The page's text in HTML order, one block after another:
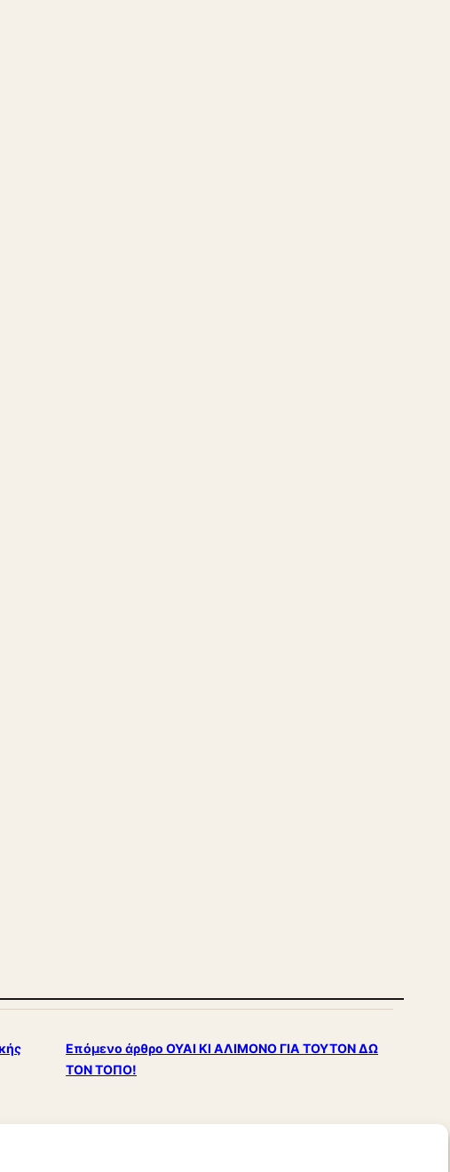
Επόμενο άρθρο ΟΥΑΙ ΚΙ ΑΛΙΜΟΝΟ ΓΙΑ ΤΟΥΤΟΝ ΔΩ
ΤΟΝ ΤΟΠΟ!